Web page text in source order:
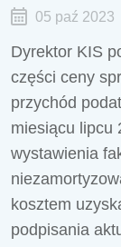
05 paź 2023
Dyrektor KIS
części ceny
przychód
miesiącu lipcu
wystawienia
kosztem
podpisania